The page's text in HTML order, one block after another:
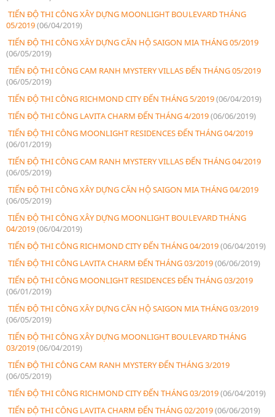
TIẾN ĐỘ THI CÔNG XÂY DỰNG MOONLIGHT BOULEVARD THÁNG
05/2019(06/04/2019)
TIẾN ĐỘ THI CÔNG XÂY DỰNG CĂN HỘ SAIGON MIA THÁNG 05/2019
(06/05/2019)
TIẾN ĐỘ THI CÔNG CAM RANH MYSTERY VILLAS ĐẾN THÁNG 05/2019
(06/05/2019)
TIẾN ĐỘ THI CÔNG RICHMOND CITY ĐẾN THÁNG 5/2019(06/04/2019)
TIẾN ĐỘ THI CÔNG LAVITA CHARM ĐẾN THÁNG 4/2019(06/06/2019)
TIẾN ĐỘ THI CÔNG MOONLIGHT RESIDENCES ĐẾN THÁNG 04/2019
(06/01/2019)
TIẾN ĐỘ THI CÔNG CAM RANH MYSTERY VILLAS ĐẾN THÁNG 04/2019
(06/05/2019)
TIẾN ĐỘ THI CÔNG XÂY DỰNG CĂN HỘ SAIGON MIA THÁNG 04/2019
(06/05/2019)
TIẾN ĐỘ THI CÔNG XÂY DỰNG MOONLIGHT BOULEVARD THÁNG
04/2019(06/04/2019)
TIẾN ĐỘ THI CÔNG RICHMOND CITY ĐẾN THÁNG 04/2019(06/04/2019)
TIẾN ĐỘ THI CÔNG LAVITA CHARM ĐẾN THÁNG 03/2019(06/06/2019)
TIẾN ĐỘ THI CÔNG MOONLIGHT RESIDENCES ĐẾN THÁNG 03/2019
(06/01/2019)
TIẾN ĐỘ THI CÔNG XÂY DỰNG CĂN HỘ SAIGON MIA THÁNG 03/2019
(06/05/2019)
TIẾN ĐỘ THI CÔNG XÂY DỰNG MOONLIGHT BOULEVARD THÁNG
03/2019(06/04/2019)
TIẾN ĐỘ THI CÔNG CAM RANH MYSTERY ĐẾN THÁNG 3/2019
(06/05/2019)
TIẾN ĐỘ THI CÔNG RICHMOND CITY ĐẾN THÁNG 03/2019(06/04/2019)
TIẾN ĐỘ THI CÔNG LAVITA CHARM ĐẾN THÁNG 02/2019(06/06/2019)